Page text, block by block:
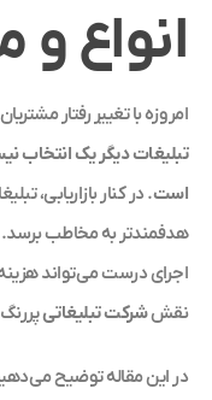
انواع و
امروزه با تغییر رفتار
تبلیغات دیگر یک انتخاب
است. در کنار بازاریابی،
هدفمندتر به مخاطب برسد.
اجرا‌ی درست می‌تواند
نقششرکت تبلیغاتی
در این مقاله توضیح